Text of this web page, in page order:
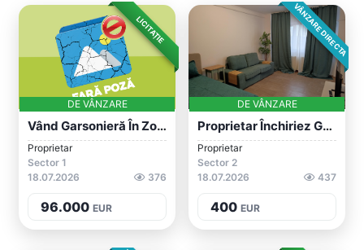
LICITAȚIE
DE VÂNZARE
Vând Garsonieră În Zona Bucureștii Noi
Proprietar
Sector 1
18.07.2026
376
96.000 EUR
VÂNZARE DIRECTA
DE VÂNZARE
Proprietar Închiriez Garsonieră
Proprietar
Sector 2
18.07.2026
437
400 EUR